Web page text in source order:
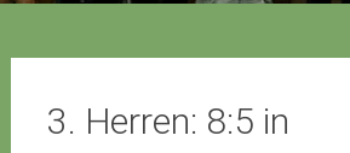
3. Herren: 8:5 in